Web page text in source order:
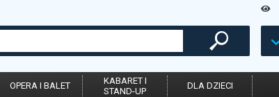
OPERA I BALET
KABARET I
STAND-UP
DLA DZIECI